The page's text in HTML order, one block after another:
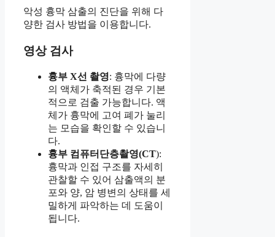
악성 흉막 삼출의 진단을 위해 다
양한 검사 방법을 이용합니다.
영상 검사
흉부 X선 촬영: 흉막에 다량
의 액체가 축적된 경우 기본
적으로 검출 가능합니다. 액
체가 흉막에 고여 폐가 눌리
는 모습을 확인할 수 있습니
다.
흉부 컴퓨터단층촬영(CT):
흉막과 인접 구조를 자세히
관찰할 수 있어 삼출액의 분
포와 양, 암 병변의 상태를 세
밀하게 파악하는 데 도움이
됩니다.